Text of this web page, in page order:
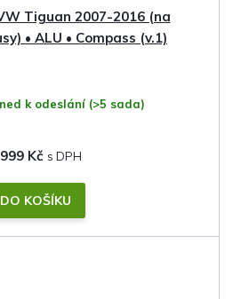
Tiguan 2007-2016 (na
• ALU • Compass (v.1)
k odeslání (>5 sada)
Kč
DO KOŠÍKU